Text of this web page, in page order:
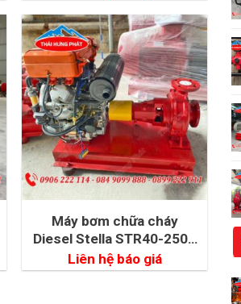
Máy bơm chữa cháy
Diesel Stella STR40-250A
15kW
Liên hệ báo giá